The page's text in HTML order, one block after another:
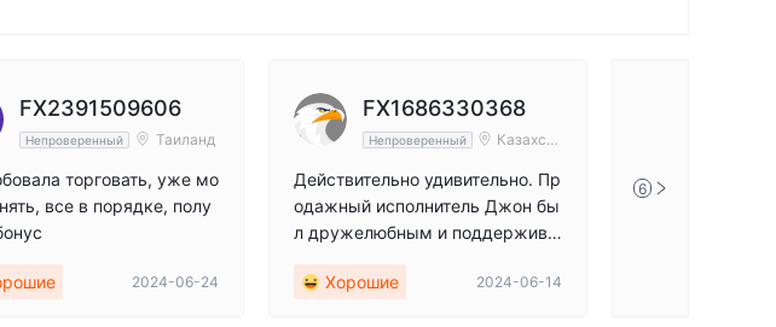
Сайт компании
https://hedgecent.com/
FX2391509606
Непроверенный Таиланд
торговать, уже мо
все в порядке, полу
2024-06-24
FX1686330368
Непроверенный
Казахст
Действительно удивительно. Пр
одажный исполнитель Джон бы
л дружелюбным и поддержива
е мои вопросы, что поможет мн
Хорошие 2024-06-14
6